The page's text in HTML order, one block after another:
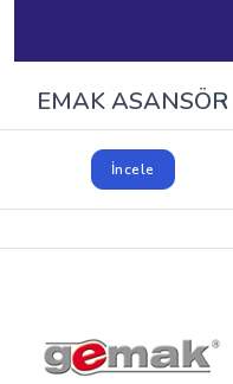
EMAK ASANSÖR
İncele